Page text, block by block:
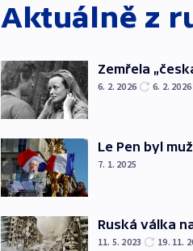
Aktuálně z
Zemřela
6. 2. 2026 6. 2. 2026
Le Pen byl
7. 1. 2025
Ruská válka
11. 5. 2023 19. 11.